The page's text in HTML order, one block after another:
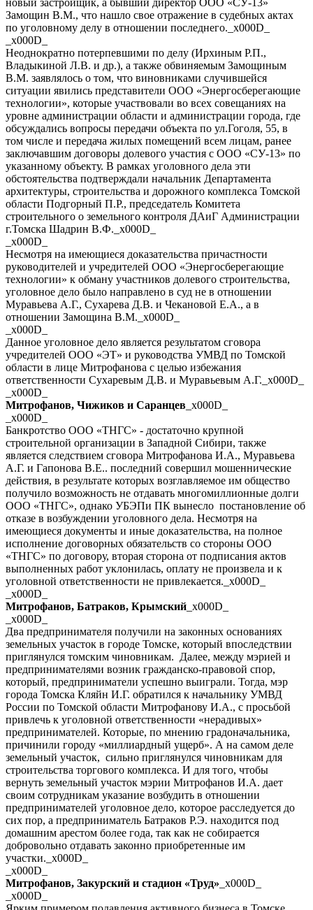
Замощин В.М., что нашло свое отражение в судебных актах
по уголовному делу в отношении последнего._x000D_
_x000D_
Неоднократно потерпевшими по делу (Ирхиным Р.П.,
Владыкиной Л.В. и др.), а также обвиняемым Замощиным
В.М. заявлялось о том, что виновниками случившейся
ситуации явились представители ООО «Энергосберегающие
технологии», которые участвовали во всех совещаниях на
уровне администрации области и администрации города, где
обсуждались вопросы передачи объекта по ул.Гоголя, 55, в
том числе и передача жилых помещений всем лицам, ранее
заключавшим договоры долевого участия с ООО «СУ-13» по
указанному объекту. В рамках уголовного дела эти
обстоятельства подтверждали начальник Департамента
архитектуры, строительства и дорожного комплекса Томской
области Подгорный П.Р., председатель Комитета
строительного о земельного контроля ДАиГ Администрации
г.Томска Шадрин В.Ф._x000D_
_x000D_
Несмотря на имеющиеся доказательства причастности
руководителей и учредителей ООО «Энергосберегающие
технологии» к обману участников долевого строительства,
уголовное дело было направлено в суд не в отношении
Муравьева А.Г., Сухарева Д.В. и Чекановой Е.А., а в
отношении Замощина В.М._x000D_
_x000D_
Данное уголовное дело является результатом сговора
учредителей ООО «ЭТ» и руководства УМВД по Томской
области в лице Митрофанова с целью избежания
ответственности Сухаревым Д.В. и Муравьевым А.Г._x000D_
_x000D_
Митрофанов, Чижиков и Саранцев _x000D_
_x000D_
Банкротство ООО «ТНГС» - достаточно крупной
строительной организации в Западной Сибири, также
является следствием сговора Митрофанова И.А., Муравьева
А.Г. и Гапонова В.Е.. последний совершил мошеннические
действия, в результате которых возглавляемое им общество
получило возможность не отдавать многомиллионные долги
ООО «ТНГС», однако УБЭПи ПК вынесло постановление об
отказе в возбуждении уголовного дела. Несмотря на
имеющиеся документы и иные доказательства, на полное
исполнение договорных обязательств со стороны ООО
«ТНГС» по договору, вторая сторона от подписания актов
выполненных работ уклонилась, оплату не произвела и к
уголовной ответственности не привлекается._x000D_
_x000D_
Митрофанов, Батраков, Крымский _x000D_
_x000D_
Два предпринимателя получили на законных основаниях
земельных участок в городе Томске, который впоследствии
приглянулся томским чиновникам. Далее, между мэрией и
предпринимателями возник гражданско-правовой спор,
который, предприниматели успешно выиграли. Тогда, мэр
города Томска Кляйн И.Г. обратился к начальнику УМВД
России по Томской области Митрофанову И.А., с просьбой
привлечь к уголовной ответственности «нерадивых»
предпринимателей. Которые, по мнению градоначальника,
причинили городу «миллиардный ущерб». А на самом деле
земельный участок, сильно приглянулся чиновникам для
строительства торгового комплекса. И для того, чтобы
вернуть земельный участок мэрии Митрофанов И.А. дает
своим сотрудникам указание возбудить в отношении
предпринимателей уголовное дело, которое расследуется до
сих пор, а предприниматель Батраков Р.Э. находится под
домашним арестом более года, так как не собирается
добровольно отдавать законно приобретенные им
участки._x000D_
_x000D_
Митрофанов, Закурский и стадион «Труд» _x000D_
_x000D_